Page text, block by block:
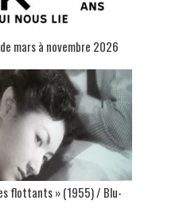
mars à novembre 2026
flottants » (1955) / Blu-